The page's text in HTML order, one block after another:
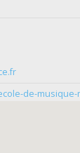
de-musique-